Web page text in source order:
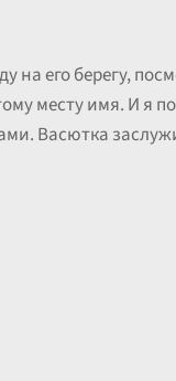
на его берегу,
месту имя. И я
Васютка